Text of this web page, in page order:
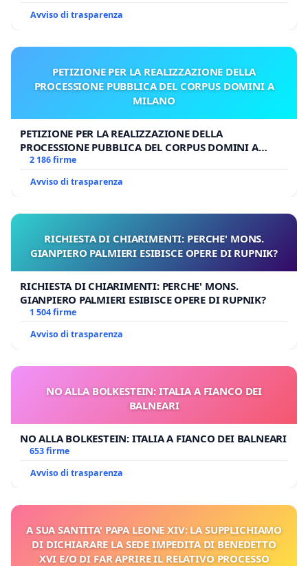
Avviso di trasparenza
PETIZIONE PER LA REALIZZAZIONE DELLA
PROCESSIONE PUBBLICA DEL CORPUS DOMINI A
MILANO
PETIZIONE PER LA REALIZZAZIONE DELLA
PROCESSIONE PUBBLICA DEL CORPUS DOMINI A
MILANO
2 186 firme
Avviso di trasparenza
RICHIESTA DI CHIARIMENTI: PERCHE' MONS.
GIANPIERO PALMIERI ESIBISCE OPERE DI RUPNIK?
RICHIESTA DI CHIARIMENTI: PERCHE' MONS.
GIANPIERO PALMIERI ESIBISCE OPERE DI RUPNIK?
1 504 firme
Avviso di trasparenza
NO ALLA BOLKESTEIN: ITALIA A FIANCO DEI
BALNEARI
NO ALLA BOLKESTEIN: ITALIA A FIANCO DEI BALNEARI
653 firme
Avviso di trasparenza
A SUA SANTITA' PAPA LEONE XIV: LA SUPPLICHIAMO
DI DICHIARARE LA SEDE IMPEDITA DI BENEDETTO
XVI E/O DI FAR APRIRE IL RELATIVO PROCESSO